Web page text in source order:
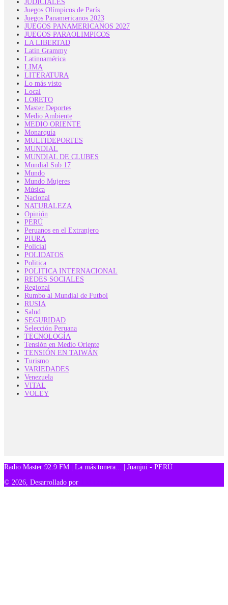
JUDICIALES
Juegos Olímpicos de París
Juegos Panamericanos 2023
JUEGOS PANAMERICANOS 2027
JUEGOS PARAOLIMPICOS
LA LIBERTAD
Latin Grammy
Latinoamérica
LIMA
LITERATURA
Lo más visto
Local
LORETO
Master Deportes
Medio Ambiente
MEDIO ORIENTE
Monarquía
MULTIDEPORTES
MUNDIAL
MUNDIAL DE CLUBES
Mundial Sub 17
Mundo
Mundo Mujeres
Música
Nacional
NATURALEZA
Opinión
PERÚ
Peruanos en el Extranjero
PIURA
Policial
POLIDATOS
Politica
POLITICA INTERNACIONAL
REDES SOCIALES
Regional
Rumbo al Mundial de Futbol
RUSIA
Salud
SEGURIDAD
Selección Peruana
TECNOLOGÍA
Tensión en Medio Oriente
TENSIÓN EN TAIWÁN
Turismo
VARIEDADES
Venezuela
VITAL
VOLEY
Radio Master 92.9 FM | La más tonera... | Juanjui - PERÚ
© 2026, Desarrollado por